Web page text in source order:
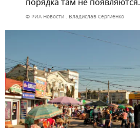
порядка там не появляются.
© РИА Новости . Владислав Сергиенко